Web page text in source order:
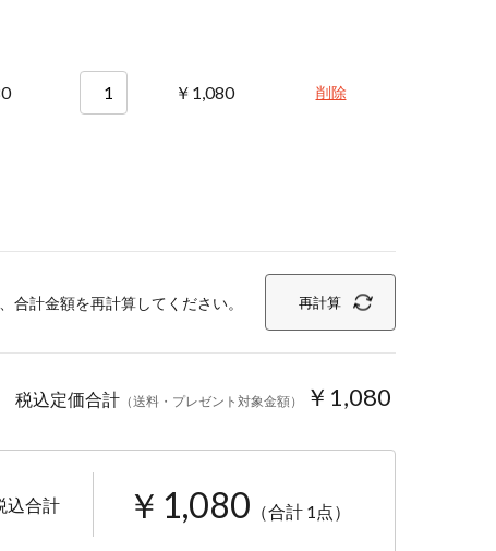
￥1,080 削除
計金額を再計算してください。 再計算
税込定価合計 （送料・プレゼント対象金額） ￥1,080
込合計 ￥1,080 （合計 1点）